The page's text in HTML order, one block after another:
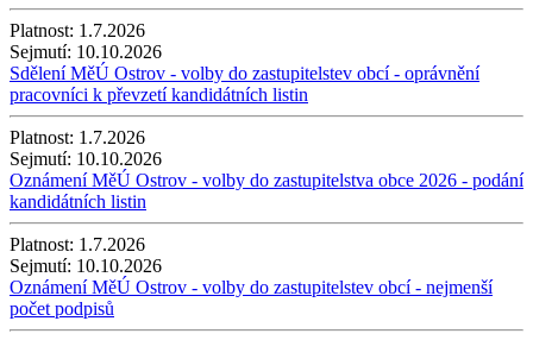
Platnost: 1.7.2026
Sejmutí: 10.10.2026
Sdělení MěÚ Ostrov - volby do zastupitelstev obcí - oprávnění
pracovníci k převzetí kandidátních listin
Platnost: 1.7.2026
Sejmutí: 10.10.2026
Oznámení MěÚ Ostrov - volby do zastupitelstva obce 2026 - podání
kandidátních listin
Platnost: 1.7.2026
Sejmutí: 10.10.2026
Oznámení MěÚ Ostrov - volby do zastupitelstev obcí - nejmenší
počet podpisů